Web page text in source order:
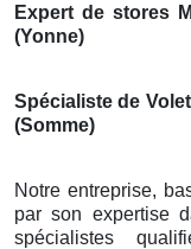
Expert de stores
(Yonne)
Spécialiste de
(Somme)
Notre entreprise,
par son expertise
spécialistes